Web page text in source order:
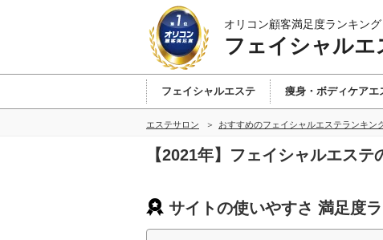
オリコン顧客満足度ランキング
フェイシャルエ
フェイシャルエステ 痩身・ボディケアエ
エステサロン おすすめのフェイシャルエステランキン
【2021年】フェイシャルエス
サイトの使いやすさ 満足度